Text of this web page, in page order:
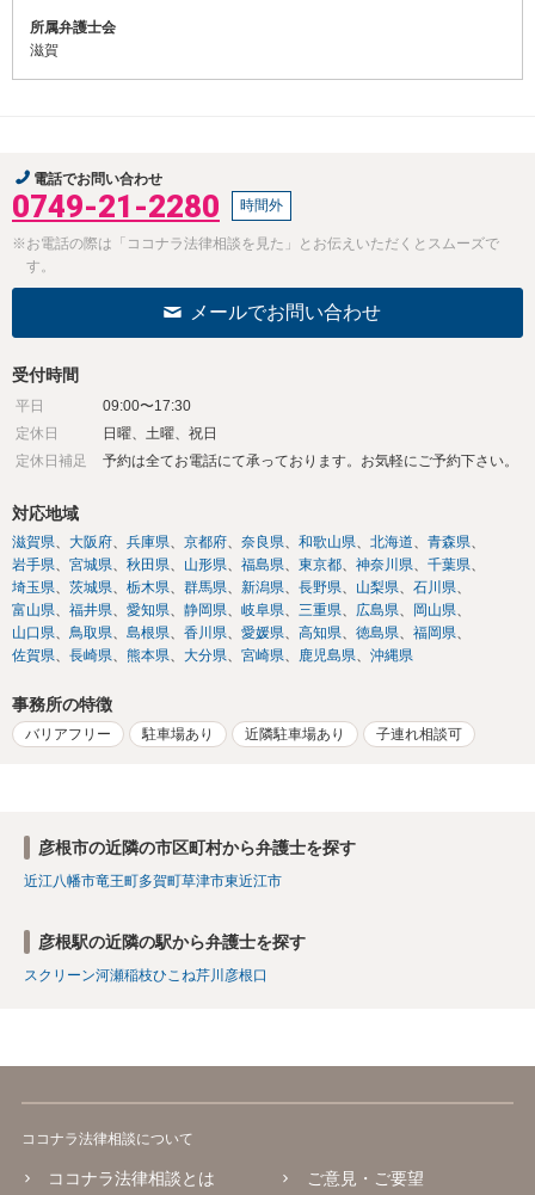
所属弁護士会
滋賀
電話でお問い合わせ
0749-21-2280 時間外
※お電話の際は「ココナラ法律相談を見た」とお伝えいただくとスムーズで
す。
メールでお問い合わせ
受付時間
平日
09:00〜17:30
定休日
日曜、土曜、祝日
定休日補足
予約は全てお電話にて承っております。お気軽にご予約下さい。
対応地域
滋賀県 大阪府 兵庫県 京都府 奈良県 和歌山県 北海道
青森県
岩手県
宮城県 秋田県 山形県 福島県 東京都 神奈川県
千葉県
埼玉県
茨城県 栃木県 群馬県 新潟県 長野県 山梨県
石川県
富山県
福井県 愛知県 静岡県 岐阜県 三重県 広島県
岡山県
山口県
鳥取県 島根県 香川県 愛媛県 高知県 徳島県
福岡県
佐賀県
長崎県 熊本県 大分県 宮崎県 鹿児島県 沖縄県
事務所の特徴
バリアフリー 駐車場あり 近隣駐車場あり 子連れ相談可
彦根市の近隣の市区町村から弁護士を探す
近江八幡市竜王町多賀町草津市東近江市
彦根駅の近隣の駅から弁護士を探す
スクリーン河瀬稲枝ひこね芹川 彦根口
ココナラ法律相談について
ココナラ法律相談とは ご意見・ご要望